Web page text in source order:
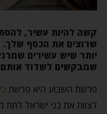
קשה להיות עשיר,
שרוצים את הכסף
יותר שיש עשירים
שמבקשים לשדוד
פרשת השבוע היא פרשת
לצוות את בני ישראל